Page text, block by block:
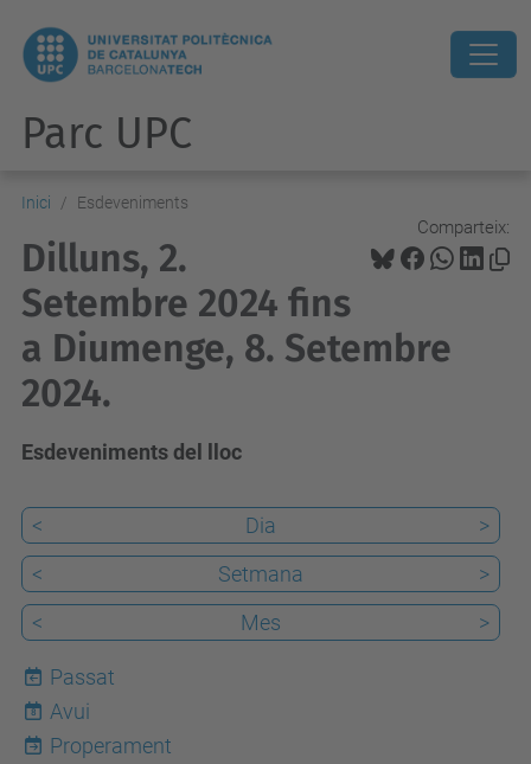
Parc UPC
Inici Esdeveniments
Comparteix:
Dilluns, 2.
Setembre 2024 fins
a Diumenge, 8. Setembre
2024.
Esdeveniments del lloc
< Dia
>
<
Setmana
>
<
Mes >
Passat
8
Avui
Properament